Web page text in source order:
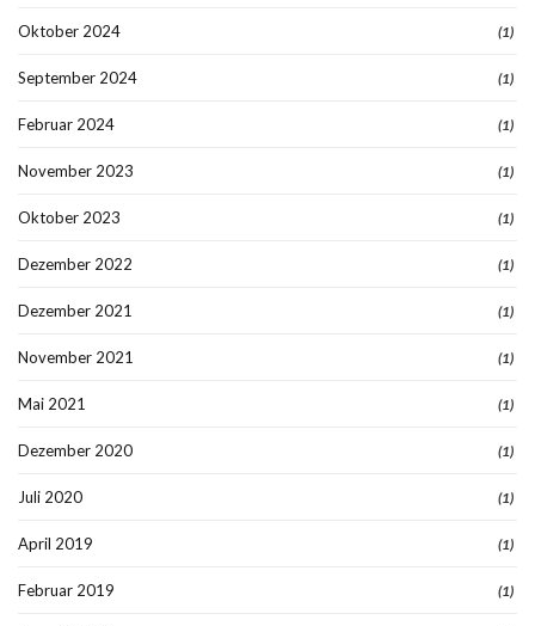
Oktober 2024 (1)
September 2024 (1)
Februar 2024 (1)
November 2023 (1)
Oktober 2023 (1)
Dezember 2022 (1)
Dezember 2021 (1)
November 2021 (1)
Mai 2021 (1)
Dezember 2020 (1)
Juli 2020 (1)
April 2019 (1)
Februar 2019 (1)